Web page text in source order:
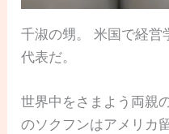
千淑の甥。 米国で経営
代表だ。
世界中をさまよう両親
のソクフンはアメリカ